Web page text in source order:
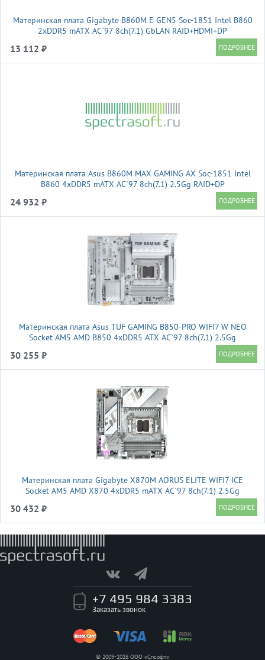
Материнская плата Gigabyte B860M E GEN5 Soc-1851 Intel B860
2xDDR5 mATX AC`97 8ch(7.1) GbLAN RAID+HDMI+DP
13 112 ₽
Материнская плата Asus B860M MAX GAMING AX Soc-1851 Intel
B860 4xDDR5 mATX AC`97 8ch(7.1) 2.5Gg RAID+DP
24 932 ₽
Материнская плата Asus TUF GAMING B850-PRO WIFI7 W NEO
Socket AM5 AMD B850 4xDDR5 ATX AC`97 8ch(7.1) 2.5Gg
30 255 ₽
Материнская плата Gigabyte X870M AORUS ELITE WIFI7 ICE
Socket AM5 AMD X870 4xDDR5 mATX AC`97 8ch(7.1) 2.5Gg
30 432 ₽
+7 495 984 3383
Заказать звонок
© 2009-2026 ООО «Спсофт»